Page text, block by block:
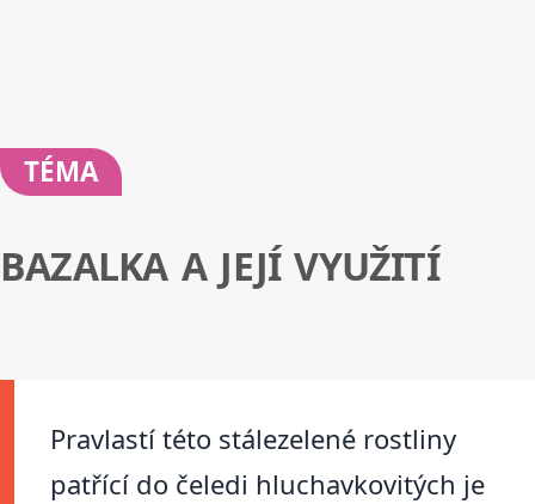
TÉMA
BAZALKA A JEJÍ VYUŽITÍ
Pravlastí této stálezelené rostliny
patřící do čeledi hluchavkovitých je